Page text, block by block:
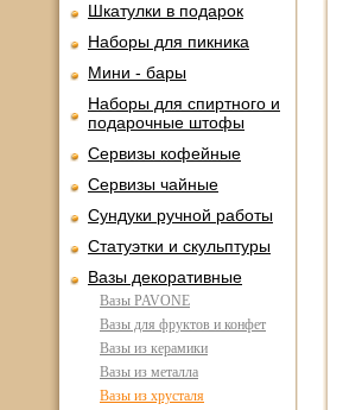
Шкатулки в подарок
Наборы для пикника
Мини - бары
Наборы для спиртного и
подарочные штофы
Сервизы кофейные
Сервизы чайные
Сундуки ручной работы
Статуэтки и скульптуры
Вазы декоративные
Вазы PAVONE
Вазы для фруктов и конфет
Вазы из керамики
Вазы из металла
Вазы из хрусталя